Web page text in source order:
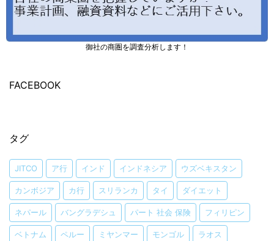
御社の商圏を調査分析します！
FACEBOOK
タグ
JITCO ア行 インド インドネシア ウズベキスタン
カンボジア カ行 スリランカ タイ ダイエット
ネパール バングラデシュ パート 社会 保険 フィリピン
ベトナム ペルー ミヤンマー モンゴル ラオス